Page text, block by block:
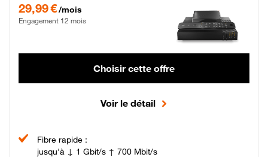
29,99 €/mois
Engagement 12 mois
Choisir cette offre
Voir le détail
Fibre rapide :
jusqu'à ↓ 1 Gbit/s ↑ 700 Mbit/s